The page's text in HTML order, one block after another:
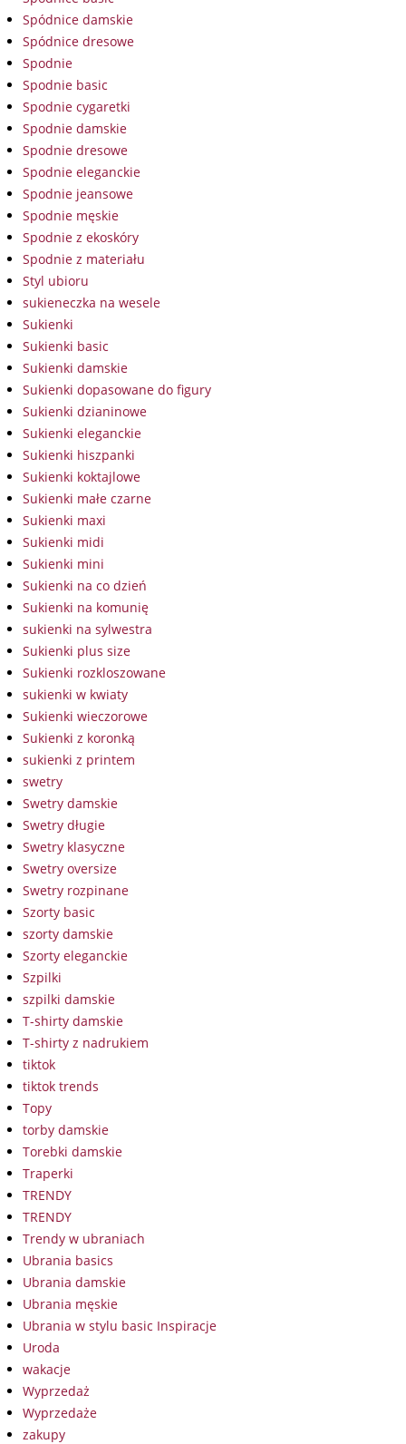
Spódnice damskie
Spódnice dresowe
Spodnie
Spodnie basic
Spodnie cygaretki
Spodnie damskie
Spodnie dresowe
Spodnie eleganckie
Spodnie jeansowe
Spodnie męskie
Spodnie z ekoskóry
Spodnie z materiału
Styl ubioru
sukieneczka na wesele
Sukienki
Sukienki basic
Sukienki damskie
Sukienki dopasowane do figury
Sukienki dzianinowe
Sukienki eleganckie
Sukienki hiszpanki
Sukienki koktajlowe
Sukienki małe czarne
Sukienki maxi
Sukienki midi
Sukienki mini
Sukienki na co dzień
Sukienki na komunię
sukienki na sylwestra
Sukienki plus size
Sukienki rozkloszowane
sukienki w kwiaty
Sukienki wieczorowe
Sukienki z koronką
sukienki z printem
swetry
Swetry damskie
Swetry długie
Swetry klasyczne
Swetry oversize
Swetry rozpinane
Szorty basic
szorty damskie
Szorty eleganckie
Szpilki
szpilki damskie
T-shirty damskie
T-shirty z nadrukiem
tiktok
tiktok trends
Topy
torby damskie
Torebki damskie
Traperki
TRENDY
TRENDY
Trendy w ubraniach
Ubrania basics
Ubrania damskie
Ubrania męskie
Ubrania w stylu basic Inspiracje
Uroda
wakacje
Wyprzedaż
Wyprzedaże
zakupy